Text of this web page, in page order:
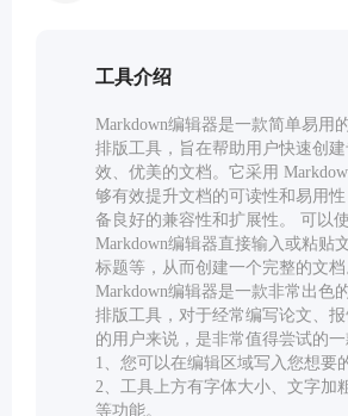
工具介绍
Markdown编辑器是一款简单易用
排版工具，旨在帮助用户快速创
效、优美的文档。它采用
够有效提升文档的可读性和易用
备良好的兼容性和扩展性。 可以
Markdown编辑器直接输入或粘贴
标题等，从而创建一个完整的文档
Markdown编辑器是一款非常出色
排版工具，对于经常编写论文、
的用户来说，是非常值得尝试的一
1、您可以在编辑区域写入您想要
2、工具上方有字体大小、文字加
等功能。